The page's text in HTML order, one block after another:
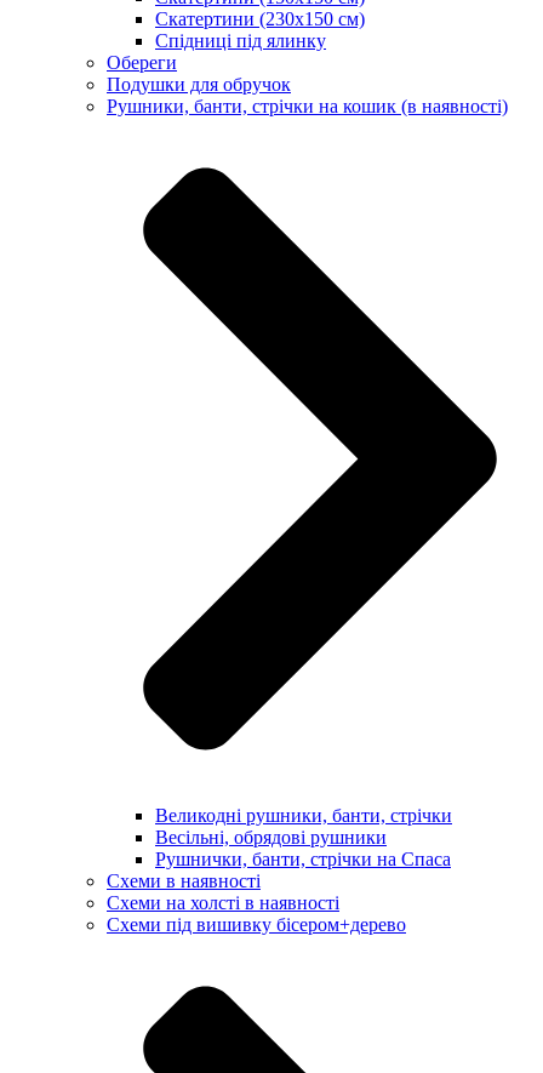
Скатертини (230х150 см)
Спідниці під ялинку
Обереги
Подушки для обручок
Рушники, банти, стрічки на кошик (в наявності)
Великодні рушники, банти, стрічки
Весільні, обрядові рушники
Рушнички, банти, стрічки на Спаса
Схеми в наявності
Схеми на холсті в наявності
Схеми під вишивку бісером+дерево